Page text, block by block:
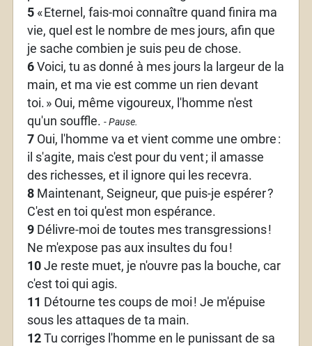
5«Eternel, fais-moi connaître quand finira ma
vie, quel est le nombre de mes jours, afin que
je sache combien je suis peu de chose.
6Voici, tu as donné à mes jours la largeur de la
main, et ma vie est comme un rien devant
toi. » Oui, même vigoureux, l'homme n'est
qu'un souffle. - Pause.
7Oui, l'homme va et vient comme une ombre :
il s'agite, mais c'est pour du vent; il amasse
des richesses, et il ignore qui les recevra.
8Maintenant, Seigneur, que puis-je espérer?
C'est en toi qu'est mon espérance.
9Délivre-moi de toutes mes transgressions!
Ne m'expose pas aux insultes du fou !
10Je reste muet, je n'ouvre pas la bouche, car
c'est toi qui agis.
11 Détourne tes coups de moi ! Je m'épuise
sous les attaques de ta main.
12Tu corriges l'homme en le punissant de sa